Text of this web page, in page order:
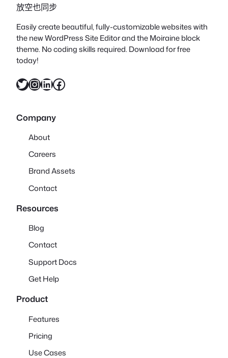
放空也同步
Easily create beautiful, fully-customizable websites with
the new WordPress Site Editor and the Moiraine block
theme. No coding skills required. Download for free
today!
X InstagramLinkedIn Facebook
Company
About
Careers
Brand Assets
Contact
Resources
Blog
Contact
Support Docs
Get Help
Product
Features
Pricing
Use Cases